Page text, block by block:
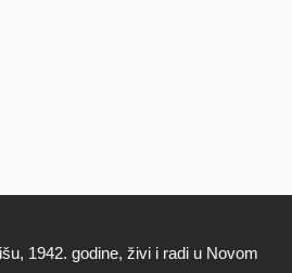
1942. godine, živi i radi u Novom